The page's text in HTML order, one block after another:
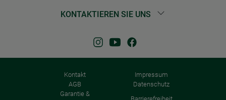
KONTAKTIEREN SIE UNS
Kontakt
Impressum
AGB
Datenschutz
Garantie &